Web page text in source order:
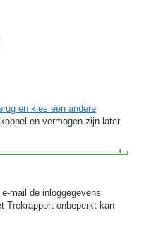
en kies een andere
en vermogen zijn later
mail de inloggegevens
Trekrapport onbeperkt kan